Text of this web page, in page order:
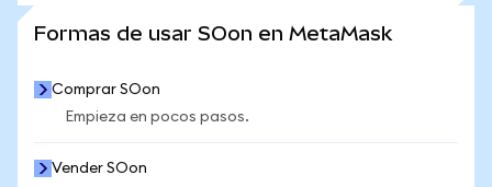
Formas de usar SOon en MetaMask
Comprar SOon
Empieza en pocos pasos.
Vender SOon